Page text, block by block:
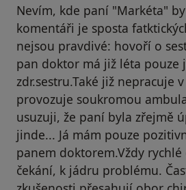
Nevím, kde paní "Markéta"
komentáři je sposta
nejsou pravdivé: hovoří o
pan doktor má již léta pouze
zdr.sestru.Také již nepracuje
provozuje soukromou
usuzuji, že paní byla zřejmě
jinde... Já mám pouze
panem doktorem.Vždy
čekání, k jádru problému.